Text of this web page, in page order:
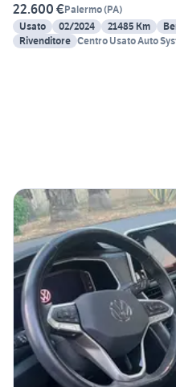
22.600 €Palermo(PA)
Usato
02/2024 21485 Km
Rivenditore Centro Usato Auto